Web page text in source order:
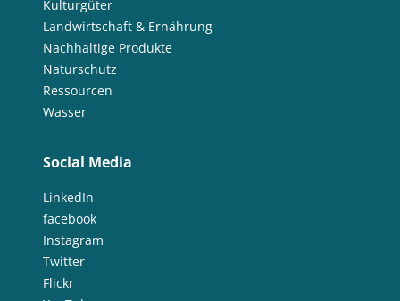
Kulturgüter
Landwirtschaft & Ernährung
Nachhaltige Produkte
Naturschutz
Ressourcen
Wasser
Social Media
LinkedIn
facebook
Instagram
Twitter
Flickr